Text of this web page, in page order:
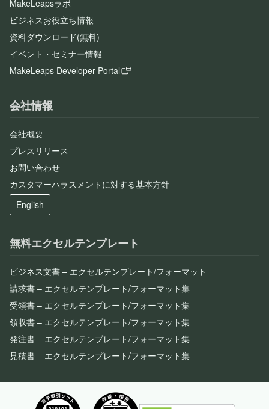
MakeLeapsラボ
ビジネスお役立ち情報
資料ダウンロード(無料)
イベント・セミナー情報
MakeLeaps Developer Portal
会社情報
会社概要
プレスリリース
お問い合わせ
カスタマーハラスメントに対する基本方針
English
無料エクセルテンプレート
ビジネス文書 – エクセルテンプレート/フォーマット
請求書 – エクセルテンプレート/フォーマット集
受領書 – エクセルテンプレート/フォーマット集
領収書 – エクセルテンプレート/フォーマット集
発注書 – エクセルテンプレート/フォーマット集
見積書 – エクセルテンプレート/フォーマット集